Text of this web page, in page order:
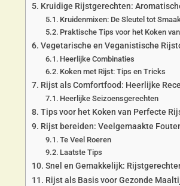
Kruidige Rijstgerechten:
Kruidenmixen: De Sleutel tot
Praktische Tips voor het Koken
Vegetarische en Veganistische
Heerlijke Combinaties
Koken met Rijst: Tips en Tricks
Rijst als Comfortfood: Heerlijke
Heerlijke Seizoensgerechten
Tips voor het Koken van Perfecte
Rijst bereiden: Veelgemaakte
Te Veel Roeren
Laatste Tips
Snel en Gemakkelijk:
Rijst als Basis voor Gezonde